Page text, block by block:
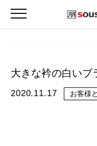
大きな衿の白いブ
2020.11.17 お客様